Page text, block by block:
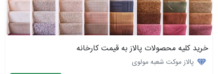
خرید کلیه محصولات پالاز به قیمت کارخانه
پالاز موکت شعبه مولوی